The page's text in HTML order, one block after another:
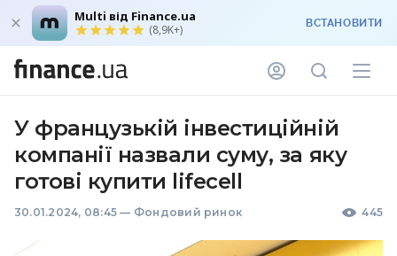
Multi від Finance.ua
(8,9K+) ВСТАНОВИТИ
У французькій інвестиційній
компанії назвали суму, за яку
готові купити lifecell
30.01.2024, 08:45 — Фондовий ринок 445